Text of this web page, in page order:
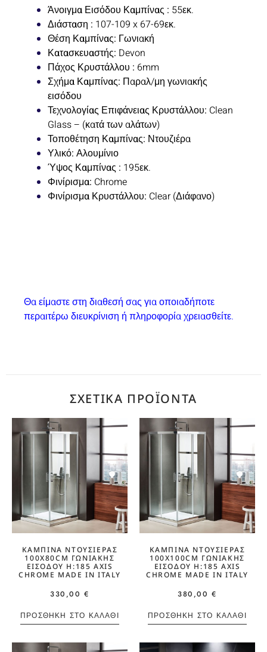
Άνοιγμα Εισόδου Καμπίνας : 55εκ.
Διάσταση : 107-109 x 67-69εκ.
Θέση Καμπίνας: Γωνιακή
Κατασκευαστής: Devon
Πάχος Κρυστάλλου : 6mm
Σχήμα Καμπίνας: Παραλ/μη γωνιακής
εισόδου
Τεχνολογίας Επιφάνειας Κρυστάλλου: Clean
Glass – (κατά των αλάτων)
Τοποθέτηση Καμπίνας: Ντουζιέρα
Υλικό: Αλουμίνιο
Ύψος Καμπίνας : 195εκ.
Φινίρισμα: Chrome
Φινίρισμα Κρυστάλλου: Clear (Διάφανο)
Θα είμαστε στη διαθεσή σας για οποιαδήποτε
περαιτέρω διευκρίνιση ή πληροφορία χρειασθείτε.
ΣΧΕΤΙΚΆ ΠΡΟΪΌΝΤΑ
ΚΑΜΠΊΝΑ ΝΤΟΥΣΙΈΡΑΣ
100X80CM ΓΩΝΙΑΚΉΣ
ΕΙΣΌΔΟΥ H:185 AXIS
CHROME MADE IN ITALY
330,00€
ΠΡΟΣΘΉΚΗ ΣΤΟ ΚΑΛΆΘΙ
ΚΑΜΠΊΝΑ ΝΤΟΥΣΙΈΡΑΣ
100X100CM ΓΩΝΙΑΚΉΣ
ΕΙΣΌΔΟΥ H:185 AXIS
CHROME MADE IN ITALY
380,00€
ΠΡΟΣΘΉΚΗ ΣΤΟ ΚΑΛΆΘΙ